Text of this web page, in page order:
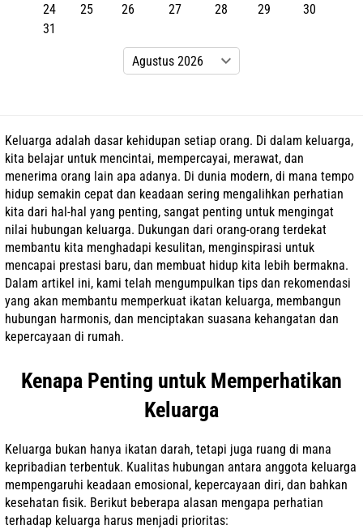
24
25 26 27 28 29
30
31
Keluarga adalah dasar kehidupan setiap orang. Di dalam keluarga,
kita belajar untuk mencintai, mempercayai, merawat, dan
menerima orang lain apa adanya. Di dunia modern, di mana tempo
hidup semakin cepat dan keadaan sering mengalihkan perhatian
kita dari hal-hal yang penting, sangat penting untuk mengingat
nilai hubungan keluarga. Dukungan dari orang-orang terdekat
membantu kita menghadapi kesulitan, menginspirasi untuk
mencapai prestasi baru, dan membuat hidup kita lebih bermakna.
Dalam artikel ini, kami telah mengumpulkan tips dan rekomendasi
yang akan membantu memperkuat ikatan keluarga, membangun
hubungan harmonis, dan menciptakan suasana kehangatan dan
kepercayaan di rumah.
Kenapa Penting untuk Memperhatikan
Keluarga
Keluarga bukan hanya ikatan darah, tetapi juga ruang di mana
kepribadian terbentuk. Kualitas hubungan antara anggota keluarga
mempengaruhi keadaan emosional, kepercayaan diri, dan bahkan
kesehatan fisik. Berikut beberapa alasan mengapa perhatian
terhadap keluarga harus menjadi prioritas: